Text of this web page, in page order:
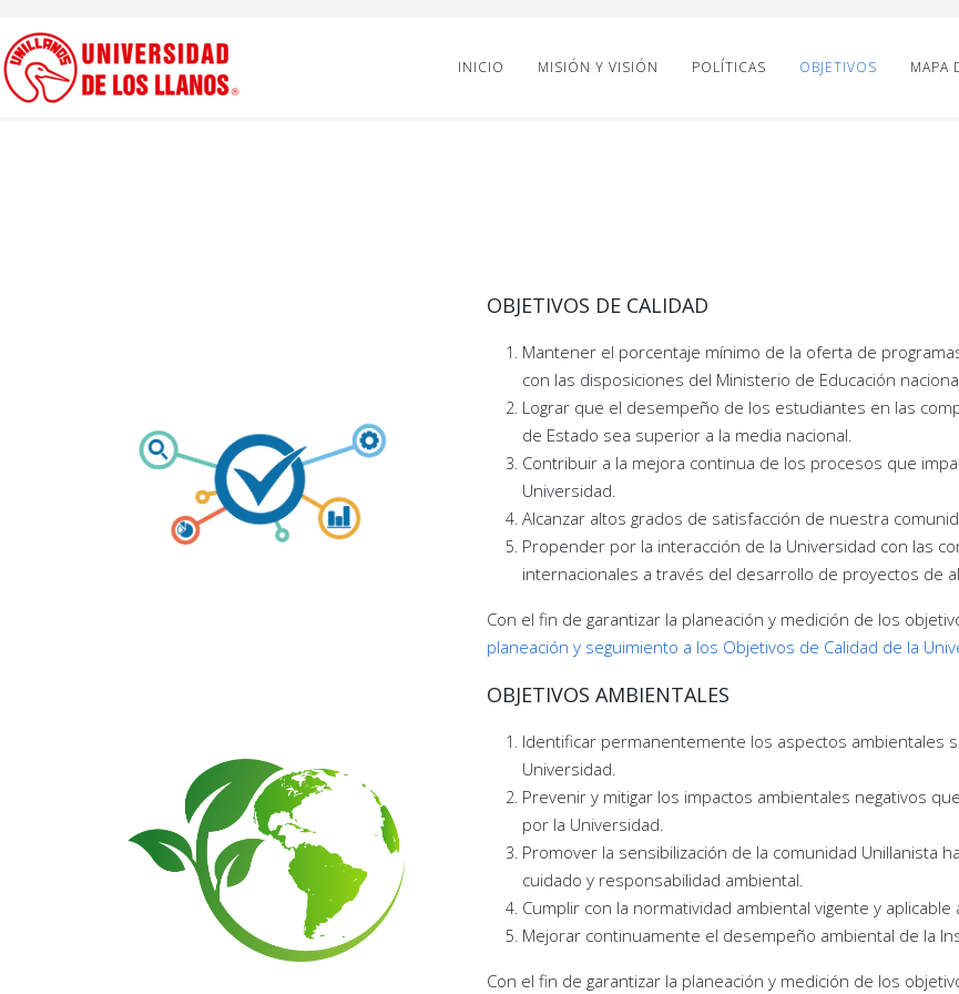
INICIO MISIÓN Y VISIÓN POLÍTICAS OBJETIVOS MAPA
OBJETIVOS DE CALIDAD
Mantener el porcentaje mínimo de la oferta de
con las disposiciones del Ministerio de Educación
Lograr que el desempeño de los estudiantes en las
de Estado sea superior a la media nacional.
Contribuir a la mejora continua de los procesos que
Universidad.
Alcanzar altos grados de satisfacción de nuestra
Propender por la interacción de la Universidad con las
internacionales a través del desarrollo de proyectos de
Con el fin de garantizar la planeación y medición de los
planeación y seguimiento a los Objetivos de Calidad de la
OBJETIVOS AMBIENTALES
Identificar permanentemente los aspectos ambientales
Universidad.
Prevenir y mitigar los impactos ambientales negativos
por la Universidad.
Promover la sensibilización de la comunidad Unillanista
cuidado y responsabilidad ambiental.
Cumplir con la normatividad ambiental vigente y aplicable
Mejorar continuamente el desempeño ambiental de la
Con el fin de garantizar la planeación y medición de los